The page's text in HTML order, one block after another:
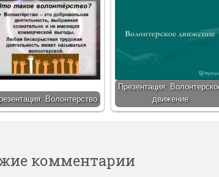
Волонтерство
Презентация:
движение
комментарии